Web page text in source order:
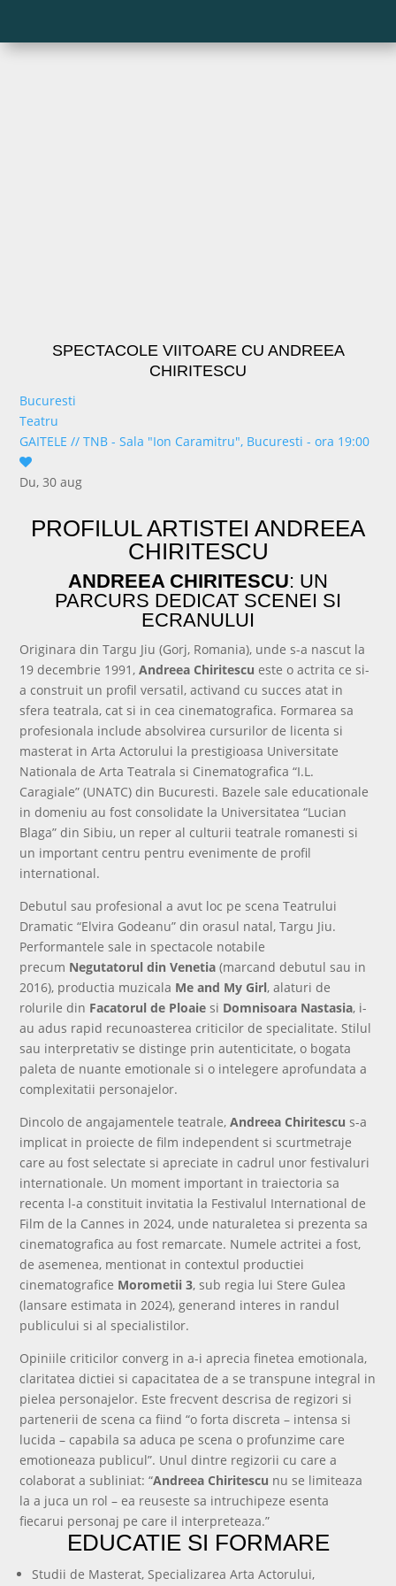
SPECTACOLE VIITOARE CU ANDREEA
CHIRITESCU
Bucuresti
Teatru
GAITELE// TNB - Sala "Ion Caramitru", Bucuresti - ora 19:00
Du, 30 aug
PROFILUL ARTISTEI ANDREEA
CHIRITESCU
ANDREEA CHIRITESCU: UN
PARCURS DEDICAT SCENEI SI
ECRANULUI
Originara din Targu Jiu (Gorj, Romania), unde s-a nascut la
19 decembrie 1991,Andreea Chiritescu este o actrita ce si-
a construit un profil versatil, activand cu succes atat in
sfera teatrala, cat si in cea cinematografica. Formarea sa
profesionala include absolvirea cursurilor de licenta si
masterat in Arta Actorului la prestigioasa Universitate
Nationala de Arta Teatrala si Cinematografica “I.L.
Caragiale” (UNATC) din Bucuresti. Bazele sale educationale
in domeniu au fost consolidate la Universitatea “Lucian
Blaga” din Sibiu, un reper al culturii teatrale romanesti si
un important centru pentru evenimente de profil
international.
Debutul sau profesional a avut loc pe scena Teatrului
Dramatic “Elvira Godeanu” din orasul natal, Targu Jiu.
Performantele sale in spectacole notabile
precum Negutatorul din Venetia (marcand debutul sau in
2016), productia muzicala Me and My Girl, alaturi de
rolurile din Facatorul de Ploaie si Domnisoara Nastasia, i-
au adus rapid recunoasterea criticilor de specialitate. Stilul
sau interpretativ se distinge prin autenticitate, o bogata
paleta de nuante emotionale si o intelegere aprofundata a
complexitatii personajelor.
Dincolo de angajamentele teatrale,Andreea Chiritescu s-a
implicat in proiecte de film independent si scurtmetraje
care au fost selectate si apreciate in cadrul unor festivaluri
internationale. Un moment important in traiectoria sa
recenta l-a constituit invitatia la Festivalul International de
Film de la Cannes in 2024, unde naturaletea si prezenta sa
cinematografica au fost remarcate. Numele actritei a fost,
de asemenea, mentionat in contextul productiei
cinematografice Morometii 3, sub regia lui Stere Gulea
(lansare estimata in 2024), generand interes in randul
publicului si al specialistilor.
Opiniile criticilor converg in a-i aprecia finetea emotionala,
claritatea dictiei si capacitatea de a se transpune integral in
pielea personajelor. Este frecvent descrisa de regizori si
partenerii de scena ca fiind “o forta discreta – intensa si
lucida – capabila sa aduca pe scena o profunzime care
emotioneaza publicul”. Unul dintre regizorii cu care a
colaborat a subliniat: “Andreea Chiritescu nu se limiteaza
la a juca un rol – ea reuseste sa intruchipeze esenta
fiecarui personaj pe care il interpreteaza.”
EDUCATIE SI FORMARE
Studii de Masterat, Specializarea Arta Actorului,